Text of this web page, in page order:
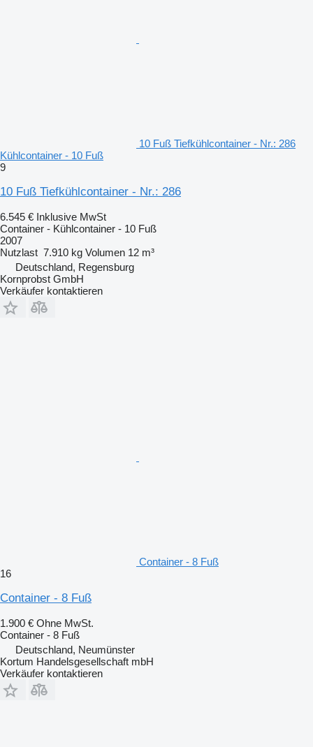
10 Fuß Tiefkühlcontainer - Nr.: 286
Kühlcontainer - 10 Fuß
9
10 Fuß Tiefkühlcontainer - Nr.: 286
6.545 € Inklusive MwSt
Container - Kühlcontainer - 10 Fuß
2007
Nutzlast 7.910 kg Volumen 12 m³
Deutschland, Regensburg
Kornprobst GmbH
Verkäufer kontaktieren
Container - 8 Fuß
16
Container - 8 Fuß
1.900 € Ohne MwSt.
Container - 8 Fuß
Deutschland, Neumünster
Kortum Handelsgesellschaft mbH
Verkäufer kontaktieren